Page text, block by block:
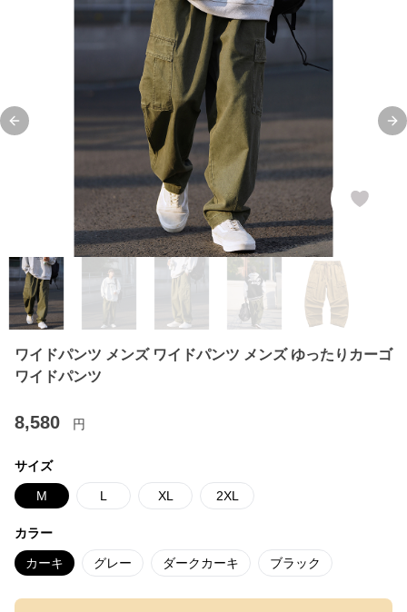
Previous slide
ワイドパンツ メンズ ワイドパンツ メンズ ゆったりカーゴ
ワイドパンツ
8,580 円
サイズ
M L XL 2XL
カラー
カーキ グレー ダークカーキ ブラック